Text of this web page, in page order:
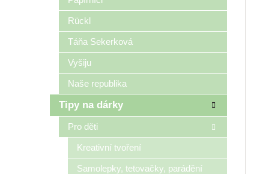
Rückl
Táňa Sekerková
Vyšiju
Naše republika
Tipy na dárky
Pro děti
Kreativní tvoření
Samolepky, tetovačky, parádění